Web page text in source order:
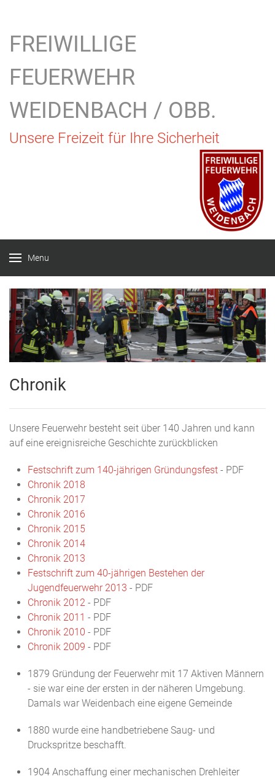
FREIWILLIGE
FEUERWEHR
WEIDENBACH / OBB.
Unsere Freizeit für Ihre Sicherheit
Menu
Chronik
Unsere Feuerwehr besteht seit über 140 Jahren und kann
auf eine ereignisreiche Geschichte zurückblicken
Festschrift zum 140-jährigen Gründungsfest - PDF
Chronik 2018
Chronik 2017
Chronik 2016
Chronik 2015
Chronik 2014
Chronik 2013
Festschrift zum 40-jährigen Bestehen der
Jugendfeuerwehr 2013 - PDF
Chronik 2012 - PDF
Chronik 2011 - PDF
Chronik 2010 - PDF
Chronik 2009 - PDF
1879 Gründung der Feuerwehr mit 17 Aktiven Männern
- sie war eine der ersten in der näheren Umgebung.
Damals war Weidenbach eine eigene Gemeinde
1880 wurde eine handbetriebene Saug- und
Druckspritze beschafft.
1904 Anschaffung einer mechanischen Drehleiter